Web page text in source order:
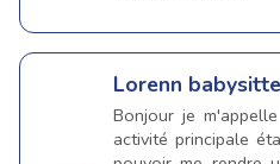
Lorenn
Bonjour je
activité principale